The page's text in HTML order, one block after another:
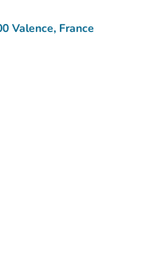
Valence, France
Maps)